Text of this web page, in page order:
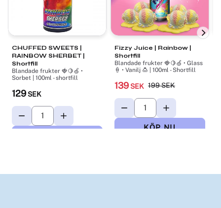
CHUFFED SWEETS |
RAINBOW SHERBET |
Shortfill
Blandade frukter 🍓🍋🍏 •
Sorbet | 100ml - shortfill
129 SEK
Fizzy Juice | Rainbow |
Shortfill
Blandade frukter 🍓🍋🍏 • Glass
🍦 • Vanilj 🍮 | 100ml - Shortfill
139 SEK 199SEK